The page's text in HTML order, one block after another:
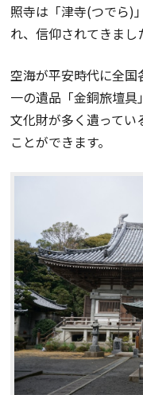
照寺は「津寺(つでら)
れ、信仰されてきまし
空海が平安時代に全
一の遺品「金銅旅壇
文化財が多く遺ってい
ことができます。